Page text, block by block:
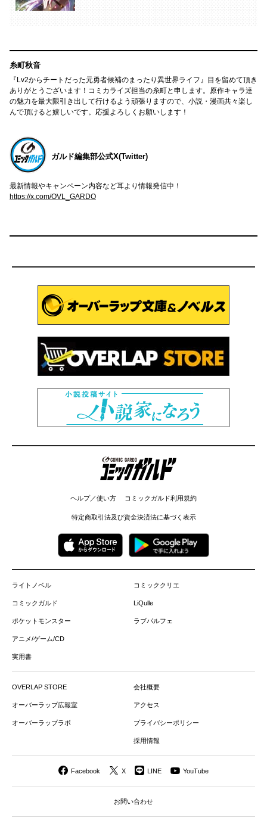
糸町秋音
『Lv2からチートだった元勇者候補のまったり異世界ライフ』目を留めて頂き
ありがとうございます！コミカライズ担当の糸町と申します。原作キャラ達
の魅力を最大限引き出して行けるよう頑張りますので、小説・漫画共々楽し
んで頂けると嬉しいです。応援よろしくお願いします！
ガルド編集部公式X(Twitter)
最新情報やキャンペーン内容など耳より情報発信中！
https://x.com/OVL_GARDO
コミックガルド
ヘルプ／使い方 コミックガルド利用規約
特定商取引法及び資金決済法に基づく表示
ライトノベル
コミックガルド
ポケットモンスター
アニメ/ゲーム/CD
実用書
コミッククリエ
LiQulle
ラブパルフェ
OVERLAP STORE
オーバーラップ広報室
オーバーラップラボ
会社概要
アクセス
プライバシーポリシー
採用情報
Facebook X LINE YouTube
お問い合わせ